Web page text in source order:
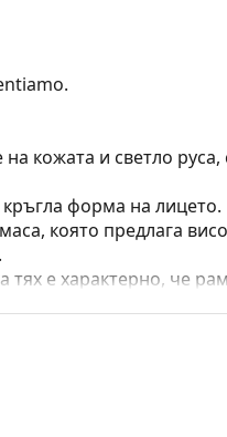
кожата и светло руса,
форма на лицето.
която предлага
е характерно, че
Този тип рамка е